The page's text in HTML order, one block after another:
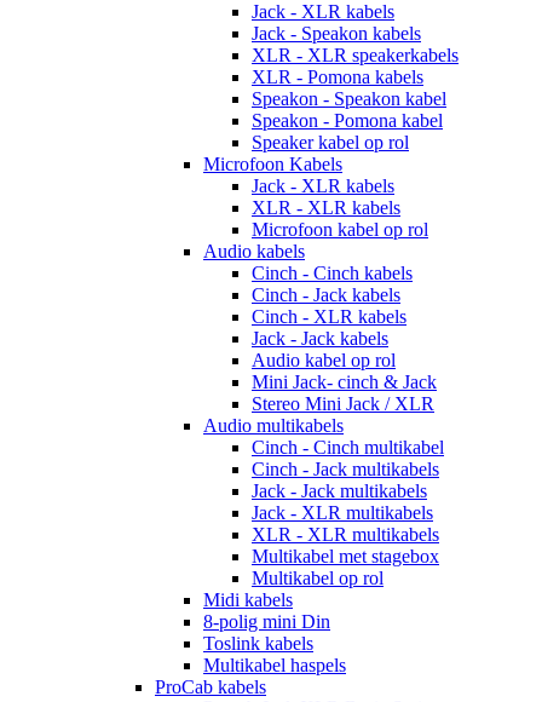
Jack - XLR kabels
Jack - Speakon kabels
XLR - XLR speakerkabels
XLR - Pomona kabels
Speakon - Speakon kabel
Speakon - Pomona kabel
Speaker kabel op rol
Microfoon Kabels
Jack - XLR kabels
XLR - XLR kabels
Microfoon kabel op rol
Audio kabels
Cinch - Cinch kabels
Cinch - Jack kabels
Cinch - XLR kabels
Jack - Jack kabels
Audio kabel op rol
Mini Jack- cinch & Jack
Stereo Mini Jack / XLR
Audio multikabels
Cinch - Cinch multikabel
Cinch - Jack multikabels
Jack - Jack multikabels
Jack - XLR multikabels
XLR - XLR multikabels
Multikabel met stagebox
Multikabel op rol
Midi kabels
8-polig mini Din
Toslink kabels
Multikabel haspels
ProCab kabels